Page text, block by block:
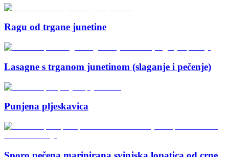
Ragu od trgane junetine
Lasagne s trganom junetinom (slaganje i pečenje)
Punjena pljeskavica